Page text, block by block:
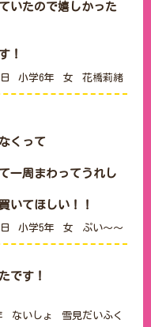
いたので嬉しかった
！
小学6年 女 花橋莉緒
くって
一周まわってうれし
いてほしい！！
小学5年 女 ぷい～～
です！
ないしょ 雪見だいふく